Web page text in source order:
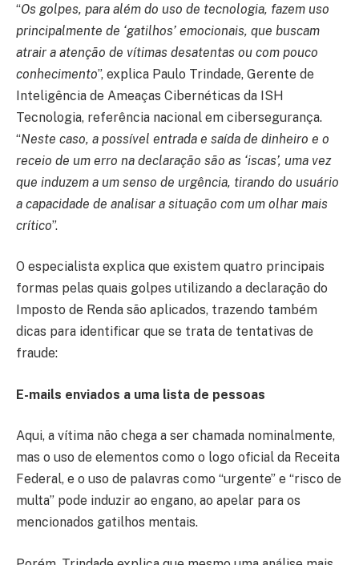
“Os golpes, para além do uso de tecnologia, fazem uso
principalmente de ‘gatilhos’ emocionais, que buscam
atrair a atenção de vítimas desatentas ou com pouco
conhecimento”, explica Paulo Trindade, Gerente de
Inteligência de Ameaças Cibernéticas da ISH
Tecnologia, referência nacional em cibersegurança.
“Neste caso, a possível entrada e saída de dinheiro e o
receio de um erro na declaração são as ‘iscas’, uma vez
que induzem a um senso de urgência, tirando do usuário
a capacidade de analisar a situação com um olhar mais
crítico”.
O especialista explica que existem quatro principais
formas pelas quais golpes utilizando a declaração do
Imposto de Renda são aplicados, trazendo também
dicas para identificar que se trata de tentativas de
fraude:
E-mails enviados a uma lista de pessoas
Aqui, a vítima não chega a ser chamada nominalmente,
mas o uso de elementos como o logo oficial da Receita
Federal, e o uso de palavras como “urgente” e “risco de
multa” pode induzir ao engano, ao apelar para os
mencionados gatilhos mentais.